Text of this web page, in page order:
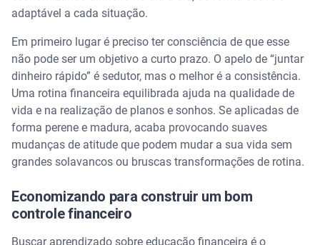
adaptável a cada situação.
Em primeiro lugar é preciso ter consciência de que esse
não pode ser um objetivo a curto prazo. O apelo de “juntar
dinheiro rápido” é sedutor, mas o melhor é a consistência.
Uma rotina financeira equilibrada ajuda na qualidade de
vida e na realização de planos e sonhos. Se aplicadas de
forma perene e madura, acaba provocando suaves
mudanças de atitude que podem mudar a sua vida sem
grandes solavancos ou bruscas transformações de rotina.
Economizando para construir um bom
controle financeiro
Buscar aprendizado sobre educação financeira é o